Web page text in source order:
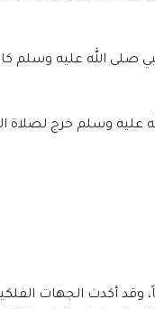
صلى الله عليه وسلم
عليه وسلم خرج لصلاة
توقيت صلاة عيد الأضحى 1444-2024 في القنيطرة مع دقات الساعة